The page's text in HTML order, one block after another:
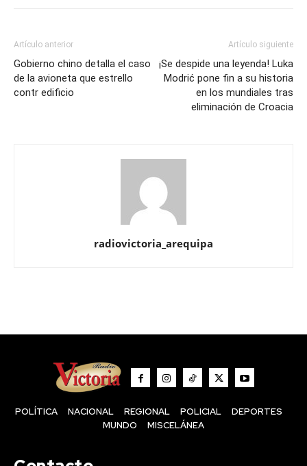
Artículo anterior
Gobierno chino detalla el caso
de la avioneta que estrello
contr edificio
Artículo siguiente
¡Se despide una leyenda! Luka
Modrić pone fin a su historia
en los mundiales tras
eliminación de Croacia
radiovictoria_arequipa
POLÍTICA NACIONAL REGIONAL POLICIAL
DEPORTES
MUNDO
MISCELÁNEA